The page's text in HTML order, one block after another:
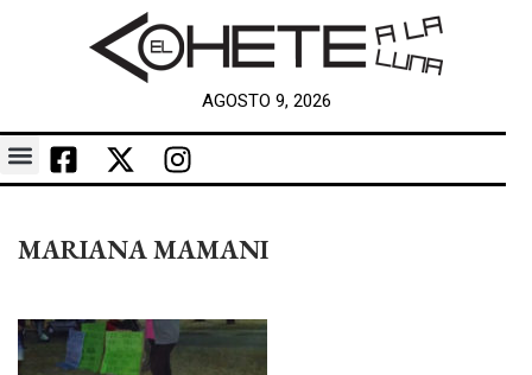
AGOSTO 9, 2026
MARIANA MAMANI